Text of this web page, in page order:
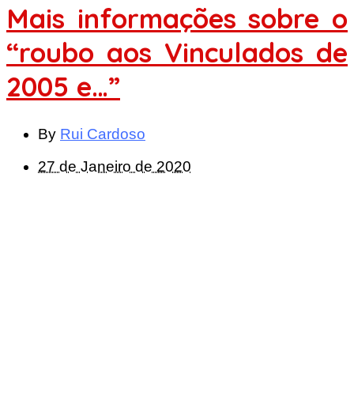
Mais informações sobre o
“roubo aos Vinculados de
2005 e…”
By Rui Cardoso
27 de Janeiro de 2020